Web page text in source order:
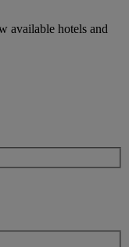
available hotels and